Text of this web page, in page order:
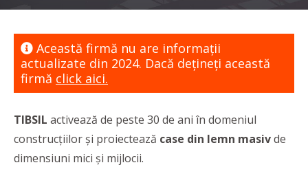
Această firmă nu are informaţii
actualizate din 2024. Dacă dețineți această
firmă click aici.
TIBSIL activează de peste 30 de ani în domeniul
construcțiilor și proiectează case din lemn masivde
dimensiuni mici și mijlocii.